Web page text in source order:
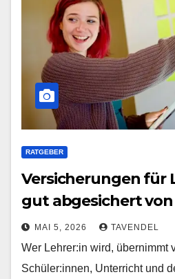
RATGEBER
Versicherungen für
gut abgesichert
MAI 5, 2026 TAVENDEL
Wer Lehrer:in wird, übernimmt
Schüler:innen, Unterricht und